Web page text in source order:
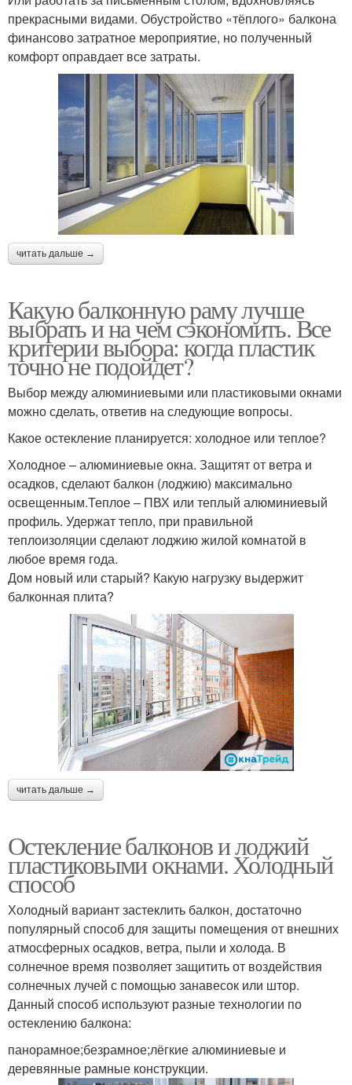
прекрасными видами. Обустройство «тёплого» балкона
финансово затратное мероприятие, но полученный
комфорт оправдает все затраты.
читать дальше →
Какую балконную раму лучше
выбрать и на чем сэкономить. Все
критерии выбора: когда пластик
точно не подойдет?
Выбор между алюминиевыми или пластиковыми окнами
можно сделать, ответив на следующие вопросы.
Какое остекление планируется: холодное или теплое?
Холодное – алюминиевые окна. Защитят от ветра и
осадков, сделают балкон (лоджию) максимально
освещенным.Теплое – ПВХ или теплый алюминиевый
профиль. Удержат тепло, при правильной
теплоизоляции сделают лоджию жилой комнатой в
любое время года.
Дом новый или старый? Какую нагрузку выдержит
балконная плита?
читать дальше →
Остекление балконов и лоджий
пластиковыми окнами. Холодный
способ
Холодный вариант застеклить балкон, достаточно
популярный способ для защиты помещения от внешних
атмосферных осадков, ветра, пыли и холода. В
солнечное время позволяет защитить от воздействия
солнечных лучей с помощью занавесок или штор.
Данный способ используют разные технологии по
остеклению балкона:
панорамное;безрамное;лёгкие алюминиевые и
деревянные рамные конструкции.